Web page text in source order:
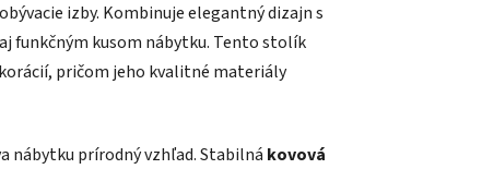
izby. Kombinuje elegantný dizajn s
funkčným kusom nábytku. Tento stolík
pričom jeho kvalitné materiály
nábytku prírodný vzhľad. Stabilná kovová